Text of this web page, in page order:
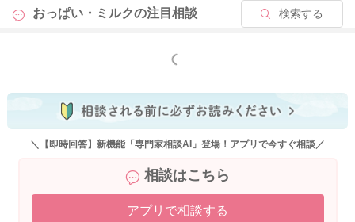
2026/1/9 13:15
おっぱい・ミルクの注目相談 検索する
もっと見る
＼【即時回答】新機能「専門家相談AI」登場！アプリで今すぐ相談／
相談はこちら
アプリで相談する